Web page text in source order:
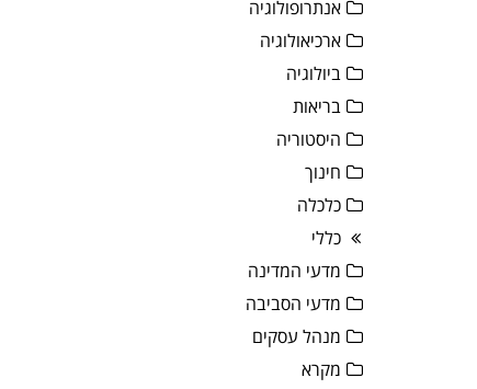
אנתרופולוגיה
ארכיאולוגיה
ביולוגיה
בריאות
היסטוריה
חינוך
כלכלה
כללי
מדעי המדינה
מדעי הסביבה
מנהל עסקים
מקרא